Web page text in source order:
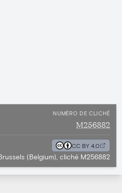
NUMÉRO DE CLICHÉ
M256882
CC BY 4.0
(Belgium), cliché M256882